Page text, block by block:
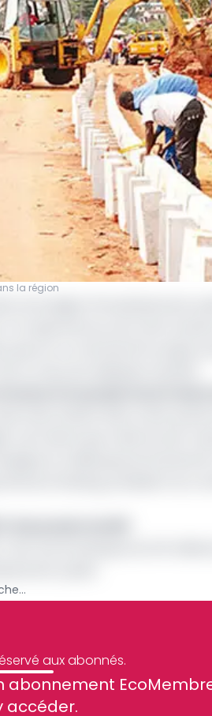
la région
aux abonnés.
abonnement
accéder.
Bip 2021 : la région du Nord-Ouest affiche un taux d’exécution de 80%
financier tous les jours avant